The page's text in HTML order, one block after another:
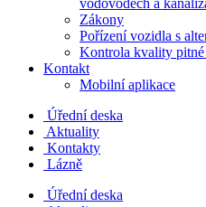
vodovodech a
Zákony
Pořízení vozidla s
Kontrola kvality
Kontakt
Mobilní aplikace
Úřední deska
Aktuality
Kontakty
Lázně
Úřední deska